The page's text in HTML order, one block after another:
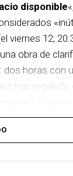
disponible
viernes 12;
obra de
dos horas con
han regalado